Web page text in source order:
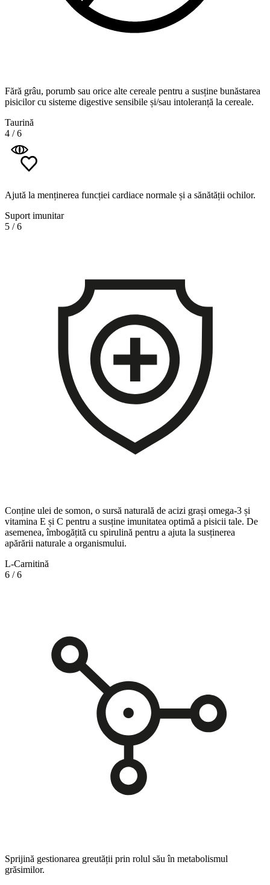
Fără grâu, porumb sau orice alte cereale pentru a susține bunăstarea
pisicilor cu sisteme digestive sensibile și/sau intoleranță la cereale.
Taurină
4 /6
Ajută la menținerea funcției cardiace normale și a sănătății ochilor.
Suport imunitar
5 /6
Conține ulei de somon, o sursă naturală de acizi grași omega-3 și
vitamina E și C pentru a susține imunitatea optimă a pisicii tale. De
asemenea, îmbogățită cu spirulină pentru a ajuta la susținerea
apărării naturale a organismului.
L-Carnitină
6 /6
Sprijină gestionarea greutății prin rolul său în metabolismul
grăsimilor.